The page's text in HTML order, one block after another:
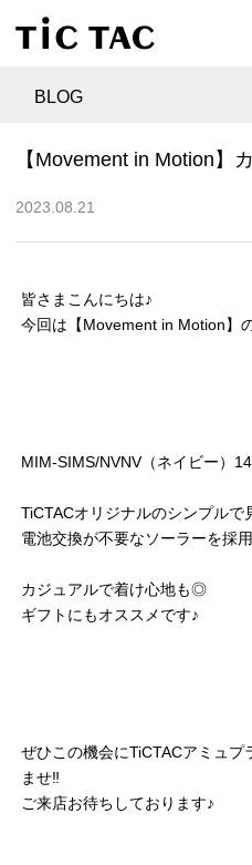
BLOG
【Movement in Motion】
2023.08.21
皆さまこんにちは♪
今回は【Movement in Motion】
MIM-SIMS/NVNV（ネイビー）
TiCTACオリジナルのシンプル
電池交換が不要なソーラーを採
カジュアルで着け心地も◎
ギフトにもオススメです♪
ぜひこの機会にTiCTACアミュ
ませ‼︎
ご来店お待ちしております♪